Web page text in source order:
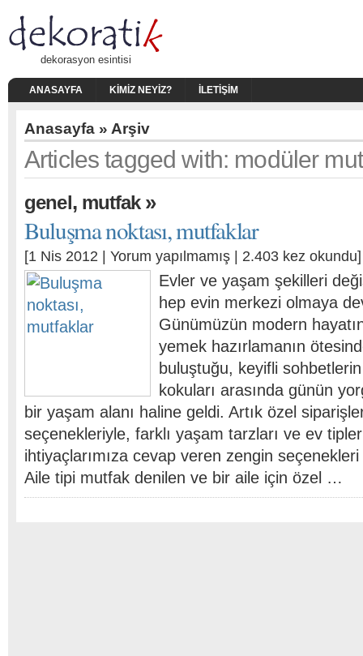
dekorasyon esintisi
ANASAYFA KIMIZ NEYIZ? İLETIŞIM
Anasayfa » Arşiv
Articles tagged with: modüler
genel, mutfak»
Buluşma noktası, mutfaklar
[1 Nis 2012 | Yorum yapılmamış | 2.403 kez okundu]
Evler ve yaşam şekilleri
hep evin merkezi olmaya
Günümüzün modern
yemek hazırlamanın
buluştuğu, keyifli sohbetlerin
kokuları arasında günün
bir yaşam alanı haline geldi. Artık özel
seçenekleriyle, farklı yaşam tarzları ve ev
ihtiyaçlarımıza cevap veren zengin
Aile tipi mutfak denilen ve bir aile için özel …